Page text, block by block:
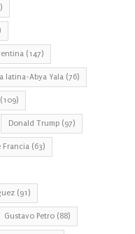
(147)
latina-Abya Yala (76)
(109)
Donald Trump (97)
Francia (63)
(91)
Gustavo Petro (88)